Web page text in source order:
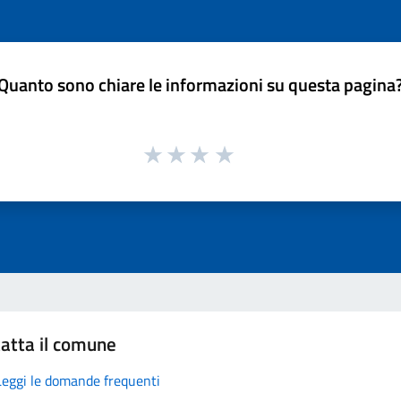
sono chiare le informazioni su questa
il comune
le domande frequenti